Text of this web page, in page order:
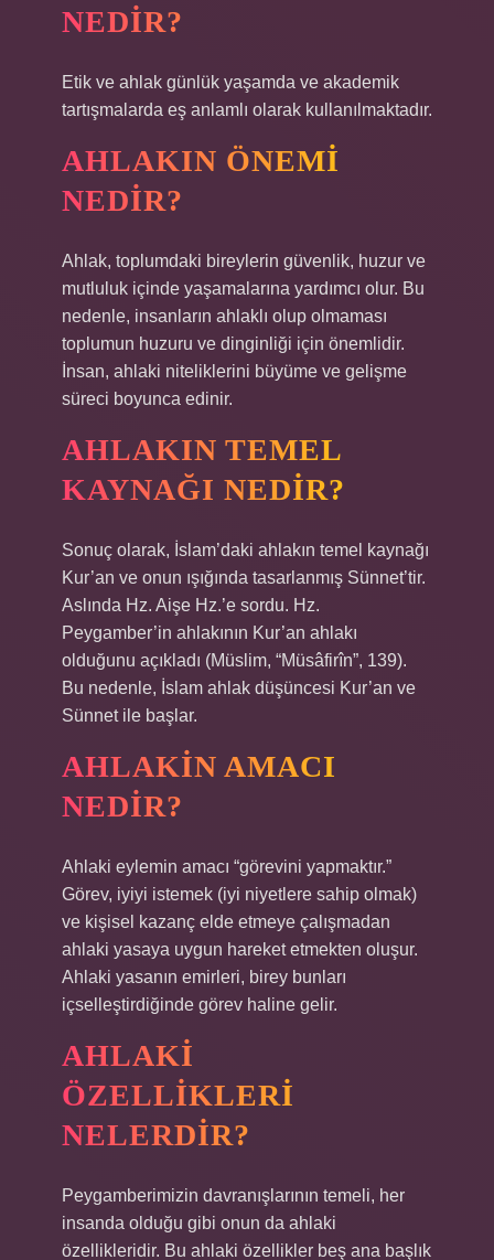
NEDIR?
Etik ve ahlak günlük yaşamda ve akademik
tartışmalarda eş anlamlı olarak kullanılmaktadır.
AHLAKIN ÖNEMI
NEDIR?
Ahlak, toplumdaki bireylerin güvenlik, huzur ve
mutluluk içinde yaşamalarına yardımcı olur. Bu
nedenle, insanların ahlaklı olup olmaması
toplumun huzuru ve dinginliği için önemlidir.
İnsan, ahlaki niteliklerini büyüme ve gelişme
süreci boyunca edinir.
AHLAKIN TEMEL
KAYNAĞI NEDIR?
Sonuç olarak, İslam’daki ahlakın temel kaynağı
Kur’an ve onun ışığında tasarlanmış Sünnet’tir.
Aslında Hz. Aişe Hz.’e sordu. Hz.
Peygamber’in ahlakının Kur’an ahlakı
olduğunu açıkladı (Müslim, “Müsâfirîn”, 139).
Bu nedenle, İslam ahlak düşüncesi Kur’an ve
Sünnet ile başlar.
AHLAKIN AMACI
NEDIR?
Ahlaki eylemin amacı “görevini yapmaktır.”
Görev, iyiyi istemek (iyi niyetlere sahip olmak)
ve kişisel kazanç elde etmeye çalışmadan
ahlaki yasaya uygun hareket etmekten oluşur.
Ahlaki yasanın emirleri, birey bunları
içselleştirdiğinde görev haline gelir.
AHLAKI
ÖZELLIKLERI
NELERDIR?
Peygamberimizin davranışlarının temeli, her
insanda olduğu gibi onun da ahlaki
özellikleridir. Bu ahlaki özellikler beş ana başlık